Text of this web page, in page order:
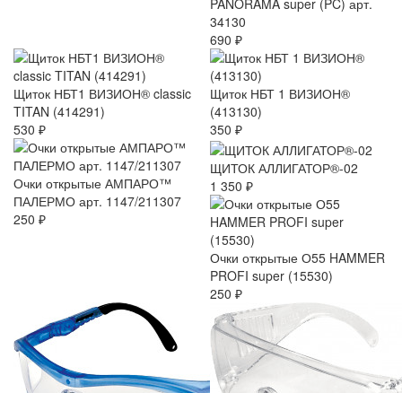
PANORAMA super (PC) арт.
34130
690 ₽
Щиток НБТ1 ВИЗИОН® classic
TITAN (414291)
530 ₽
Щиток НБТ 1 ВИЗИОН®
(413130)
350 ₽
Очки открытые АМПАРО™
ПАЛЕРМО арт. 1147/211307
250 ₽
ЩИТОК АЛЛИГАТОР®-02
1 350 ₽
Очки открытые О55 HAMMER
PROFI super (15530)
250 ₽